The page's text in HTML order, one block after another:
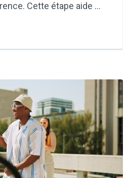
Cette étape aide …